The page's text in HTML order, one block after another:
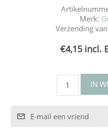
Merk:
Verzending
€4,15 incl.